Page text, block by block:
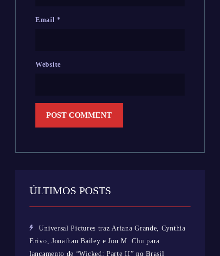
Email*
Website
ÚLTIMOS POSTS
Universal Pictures traz Ariana Grande, Cynthia
Erivo, Jonathan Bailey e Jon M. Chu para
lançamento de “Wicked: Parte II” no Brasil